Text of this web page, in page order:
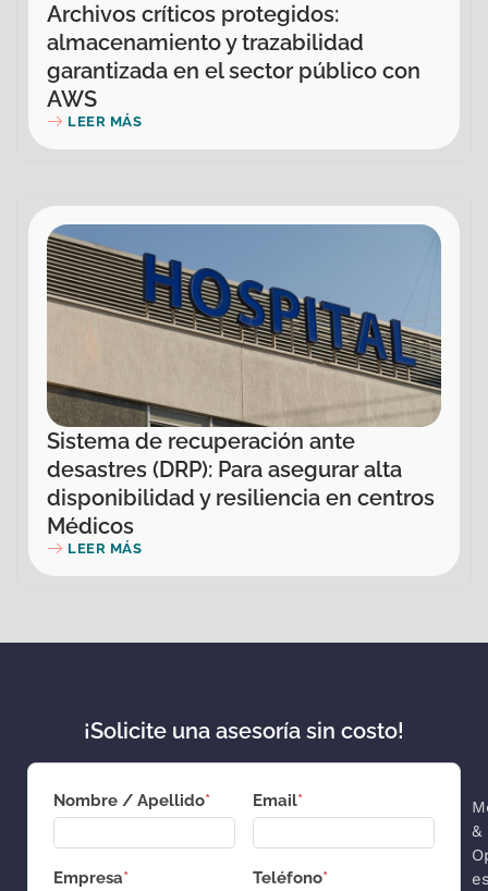
Archivos críticos protegidos:
almacenamiento y trazabilidad
garantizada en el sector público con
AWS
LEER MÁS
Sistema de recuperación ante
desastres (DRP): Para asegurar alta
disponibilidad y resiliencia en centros
Médicos
LEER MÁS
¡Solicite una asesoría sin costo!
Nombre / Apellido* Email*
Empresa* Teléfono*
&